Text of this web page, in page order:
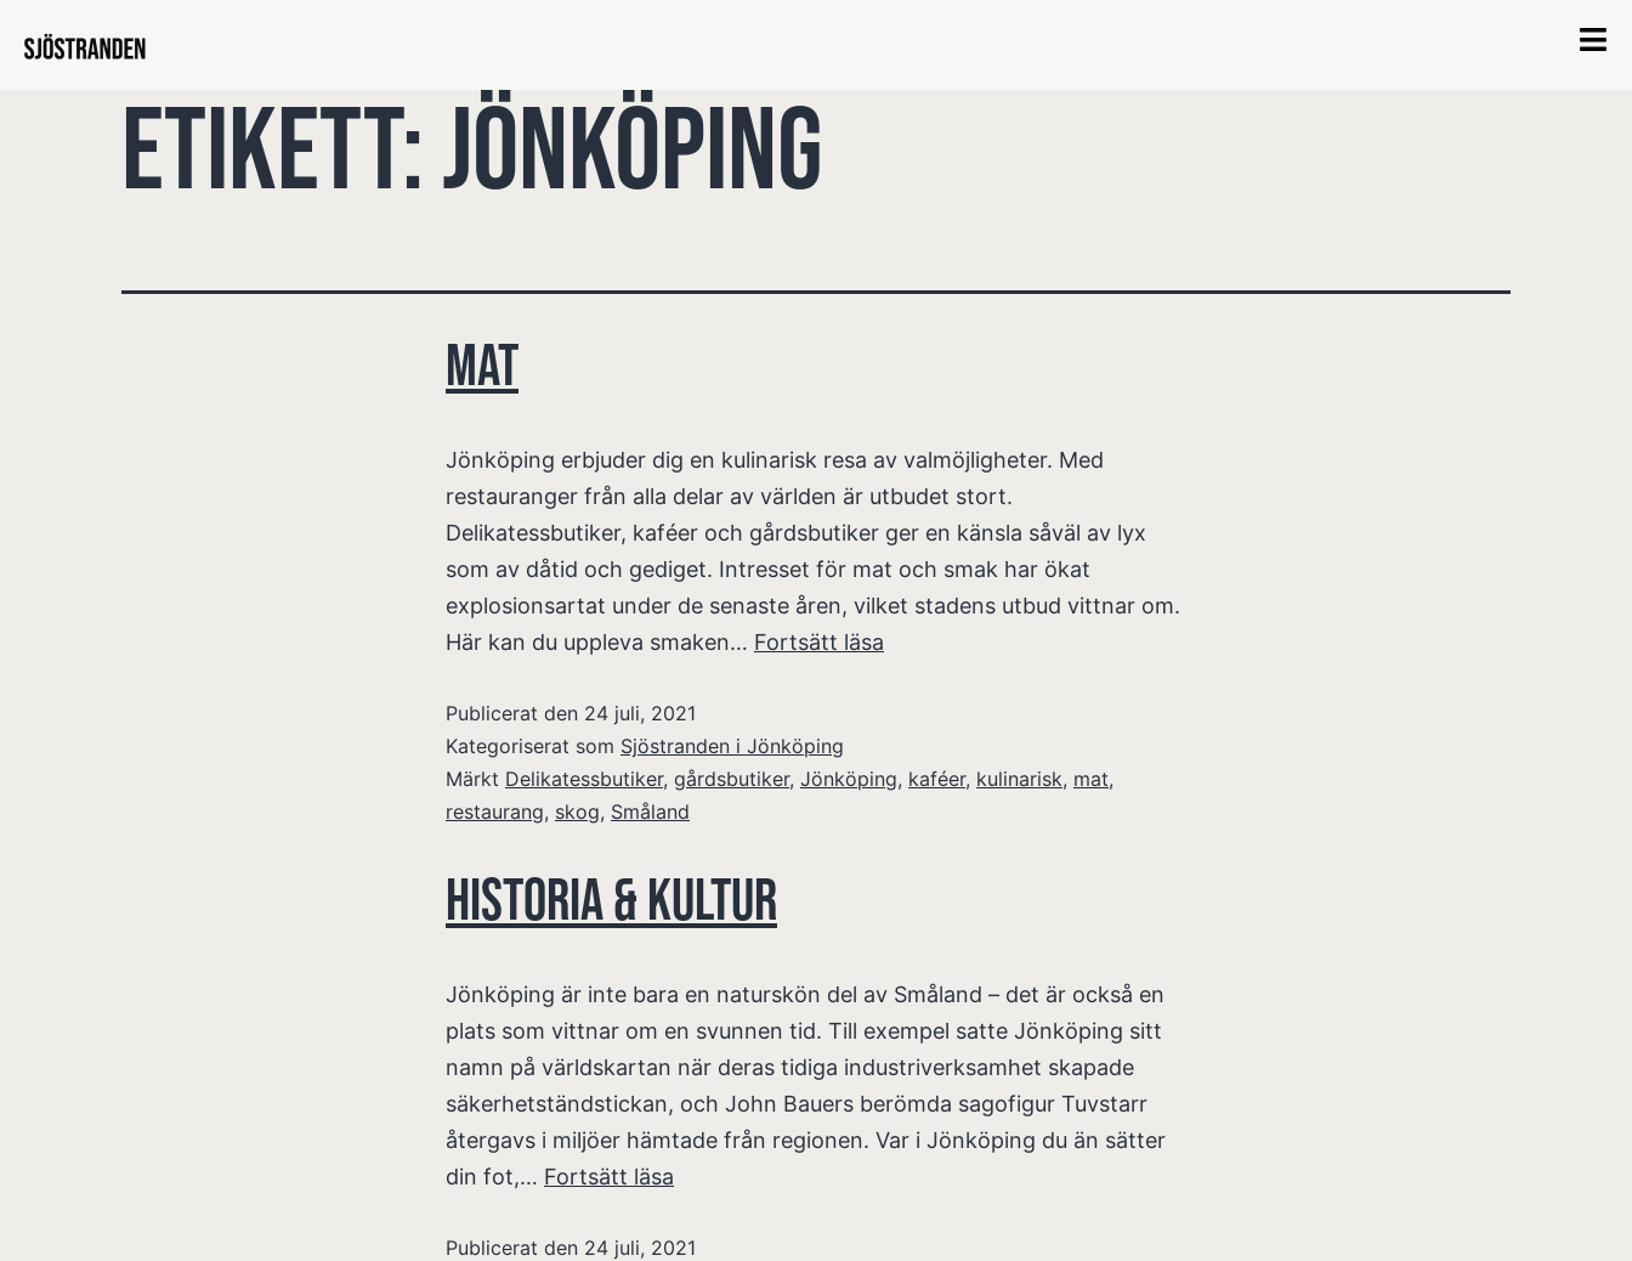
Etikett:Jönköping
Mat
Jönköping erbjuder dig en kulinarisk resa av valmöjligheter. Med
restauranger från alla delar av världen är utbudet stort.
Delikatessbutiker, kaféer och gårdsbutiker ger en känsla såväl av lyx
som av dåtid och gediget. Intresset för mat och smak har ökat
explosionsartat under de senaste åren, vilket stadens utbud vittnar om.
Här kan du uppleva smaken… Fortsätt läsa
Publicerat den 24 juli, 2021
Kategoriserat som Sjöstranden i Jönköping
Märkt Delikatessbutiker, gårdsbutiker, Jönköping, kaféer, kulinarisk, mat,
restaurang, skog, Småland
Historia & Kultur
Jönköping är inte bara en naturskön del av Småland – det är också en
plats som vittnar om en svunnen tid. Till exempel satte Jönköping sitt
namn på världskartan när deras tidiga industriverksamhet skapade
säkerhetständstickan, och John Bauers berömda sagofigur Tuvstarr
återgavs i miljöer hämtade från regionen. Var i Jönköping du än sätter
din fot,… Fortsätt läsa
Publicerat den 24 juli, 2021